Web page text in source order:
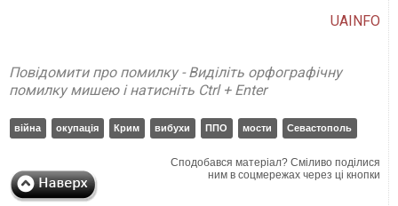
UAINFO
Повідомити про помилку - Виділіть орфографічну
помилку мишею і натисніть Ctrl + Enter
війна окупація Крим вибухи ППО мости Севастополь
Сподобався матеріал? Сміливо поділися
ним в соцмережах через ці кнопки